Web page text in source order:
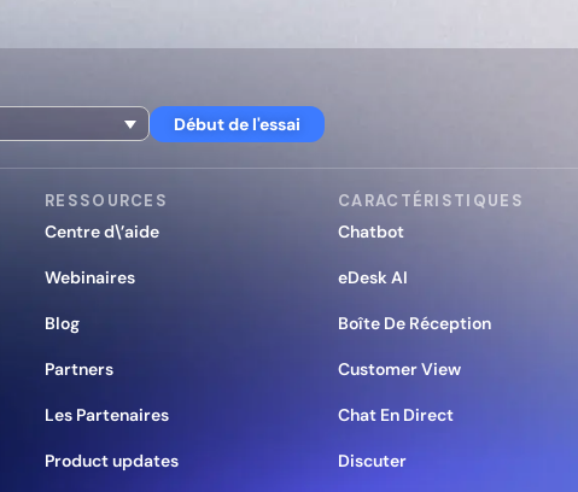
Début de l'essai
RESSOURCES
Centre d\’aide
Webinaires
Blog
Partners
Les Partenaires
Product updates
CARACTÉRISTIQUES
Chatbot
eDesk AI
Boîte De Réception
Customer View
Chat En Direct
Discuter